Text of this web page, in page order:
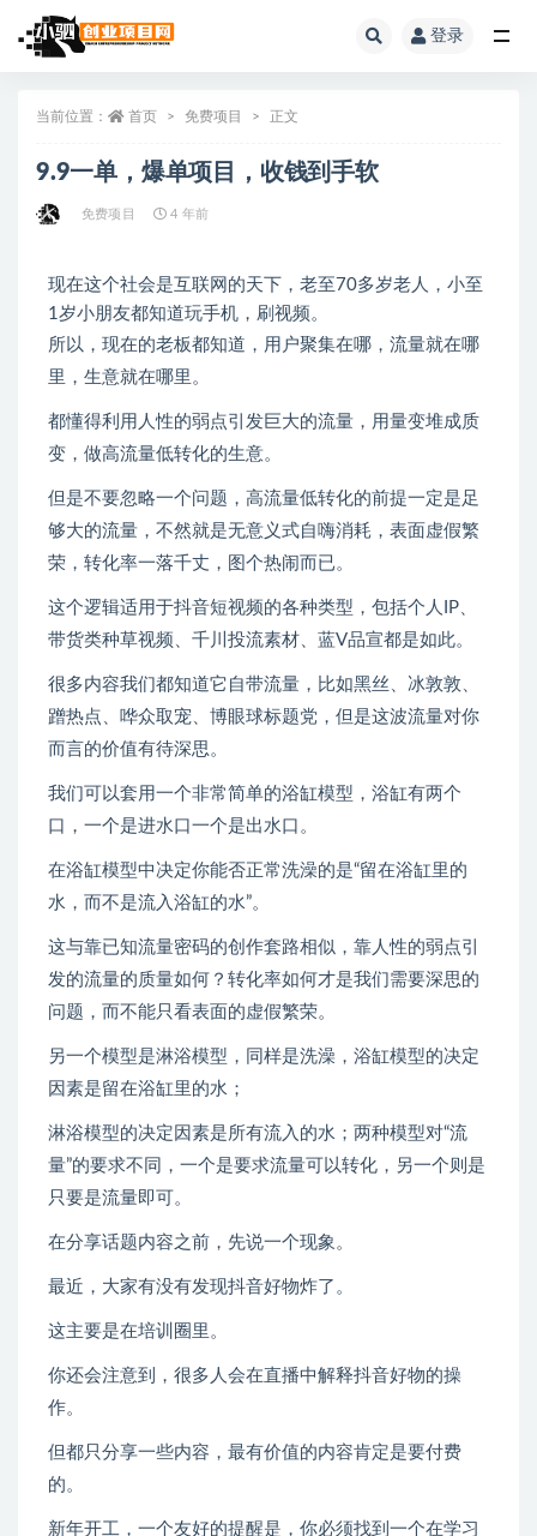
登录
当前位置： 首页 免费项目 正文
9.9一单，爆单项目，收钱到手软
免费项目 4 年前
现在这个社会是互联网的天下，老至70多岁老人，小至
1岁小朋友都知道玩手机，刷视频。
所以，现在的老板都知道，用户聚集在哪，流量就在哪
里，生意就在哪里。
都懂得利用人性的弱点引发巨大的流量，用量变堆成质
变，做高流量低转化的生意。
但是不要忽略一个问题，高流量低转化的前提一定是足
够大的流量，不然就是无意义式自嗨消耗，表面虚假繁
荣，转化率一落千丈，图个热闹而已。
这个逻辑适用于抖音短视频的各种类型，包括个人IP、
带货类种草视频、千川投流素材、蓝V品宣都是如此。
很多内容我们都知道它自带流量，比如黑丝、冰敦敦、
蹭热点、哗众取宠、博眼球标题党，但是这波流量对你
而言的价值有待深思。
我们可以套用一个非常简单的浴缸模型，浴缸有两个
口，一个是进水口一个是出水口。
在浴缸模型中决定你能否正常洗澡的是“留在浴缸里的
水，而不是流入浴缸的水”。
这与靠已知流量密码的创作套路相似，靠人性的弱点引
发的流量的质量如何？转化率如何才是我们需要深思的
问题，而不能只看表面的虚假繁荣。
另一个模型是淋浴模型，同样是洗澡，浴缸模型的决定
因素是留在浴缸里的水；
淋浴模型的决定因素是所有流入的水；两种模型对“流
量”的要求不同，一个是要求流量可以转化，另一个则是
只要是流量即可。
在分享话题内容之前，先说一个现象。
最近，大家有没有发现抖音好物炸了。
这主要是在培训圈里。
你还会注意到，很多人会在直播中解释抖音好物的操
作。
但都只分享一些内容，最有价值的内容肯定是要付费
的。
新年开工，一个友好的提醒是，你必须找到一个在学习